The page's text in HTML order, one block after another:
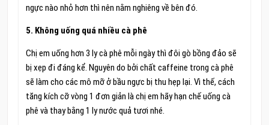
ngực nào nhỏ hơn thì nên nằm nghiêng về bên đó.
5. Không uống quá nhiều cà phê
Chị em uống hơn 3 ly cà phê mỗi ngày thì đôi gò bồng đảo sẽ
bị xẹp đi đáng kể. Nguyên do bởi chất caffeine trong cà phê
sẽ làm cho các mô mỡ ở bầu ngực bị thu hẹp lại. Vì thế, cách
tăng kích cỡ vòng 1 đơn giản là chị em hãy hạn chế uống cà
phê và thay bằng 1 ly nước quả tươi nhé.